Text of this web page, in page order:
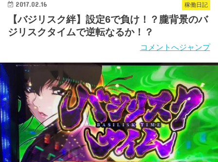
稼働日記
2017.02.16
【バジリスク絆】設定6で負け！？朧背景のバ
ジリスクタイムで逆転なるか！？
コメントへジャンプ